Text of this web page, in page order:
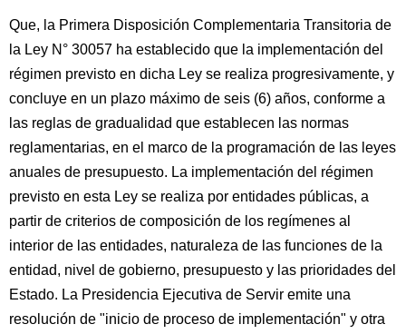
Que, la Primera Disposición Complementaria Transitoria de
la Ley N° 30057 ha establecido que la implementación del
régimen previsto en dicha Ley se realiza progresivamente, y
concluye en un plazo máximo de seis (6) años, conforme a
las reglas de gradualidad que establecen las normas
reglamentarias, en el marco de la programación de las leyes
anuales de presupuesto. La implementación del régimen
previsto en esta Ley se realiza por entidades públicas, a
partir de criterios de composición de los regímenes al
interior de las entidades, naturaleza de las funciones de la
entidad, nivel de gobierno, presupuesto y las prioridades del
Estado. La Presidencia Ejecutiva de Servir emite una
resolución de "inicio de proceso de implementación" y otra